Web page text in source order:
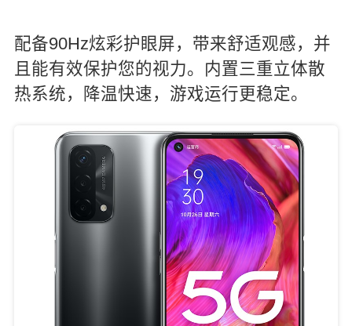
配备90Hz炫彩护眼屏，带来舒适观感，并
且能有效保护您的视力。内置三重立体散
热系统，降温快速，游戏运行更稳定。